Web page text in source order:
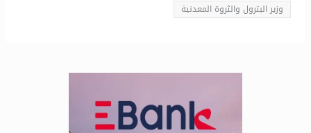
وزير البترول والثروة المعدنية